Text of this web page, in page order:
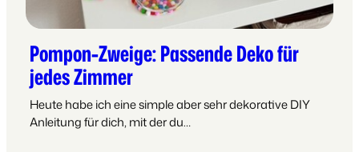
Pompon-Zweige: Passende Deko für
jedes Zimmer
Heute habe ich eine simple aber sehr dekorative DIY
Anleitung für dich, mit der du…